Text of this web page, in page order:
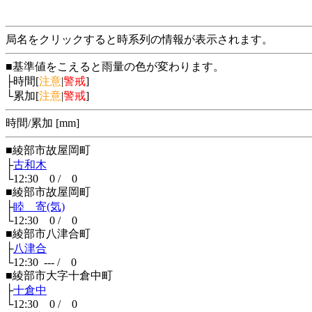
局名をクリックすると時系列の情報が表示されます。
■基準値をこえると雨量の色が変わります。
├時間[注意|警戒]
└累加[注意|警戒]
時間/累加 [mm]
■綾部市故屋岡町
├古和木
└12:30 0 / 0
■綾部市故屋岡町
├睦 寄(気)
└12:30 0 / 0
■綾部市八津合町
├八津合
└12:30 --- / 0
■綾部市大字十倉中町
├十倉中
└12:30 0 / 0